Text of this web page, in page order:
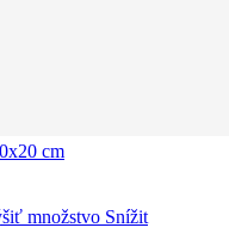
cm
množstvo Snížit